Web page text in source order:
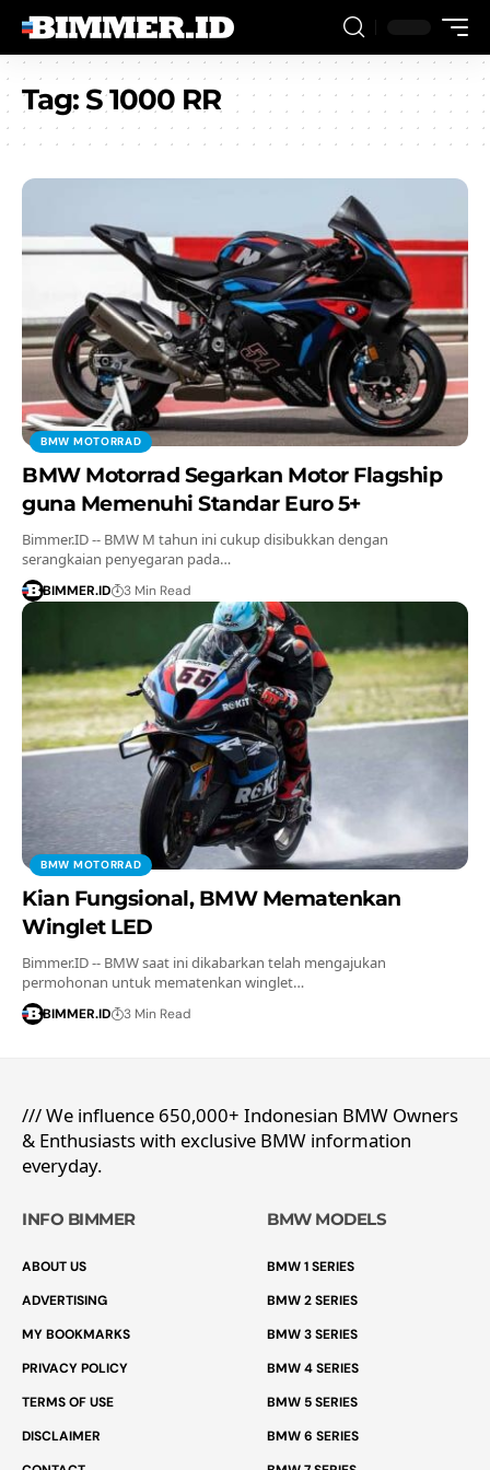
Tag: S 1000 RR
BMW MOTORRAD
BMW Motorrad Segarkan Motor Flagship
guna Memenuhi Standar Euro 5+
Bimmer.ID -- BMW M tahun ini cukup disibukkan dengan
serangkaian penyegaran pada…
BIMMER.ID 3 Min Read
BMW MOTORRAD
Kian Fungsional, BMW Mematenkan
Winglet LED
Bimmer.ID -- BMW saat ini dikabarkan telah mengajukan
permohonan untuk mematenkan winglet…
BIMMER.ID 3 Min Read
/// We influence 650,000+ Indonesian BMW Owners
& Enthusiasts with exclusive BMW information
everyday.
INFO BIMMER
ABOUT US
ADVERTISING
MY BOOKMARKS
PRIVACY POLICY
TERMS OF USE
DISCLAIMER
BMW MODELS
BMW 1 SERIES
BMW 2 SERIES
BMW 3 SERIES
BMW 4 SERIES
BMW 5 SERIES
BMW 6 SERIES